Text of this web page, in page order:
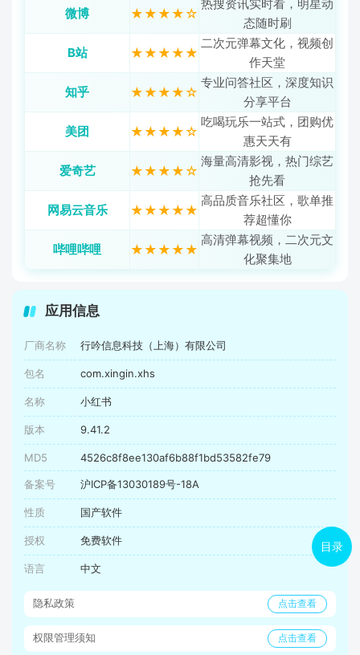
微博
★★★★☆
热搜资讯实时看，明星动
态随时刷
B站
★★★★★
二次元弹幕文化，视频创
作天堂
知乎
★★★★☆
专业问答社区，深度知识
分享平台
美团
★★★★☆
吃喝玩乐一站式，团购优
惠天天有
爱奇艺
★★★★☆
海量高清影视，热门综艺
抢先看
网易云音乐
★★★★★
高品质音乐社区，歌单推
荐超懂你
哔哩哔哩
★★★★★
高清弹幕视频，二次元文
化聚集地
应用信息
厂商名称 行吟信息科技（上海）有限公司
包名 com.xingin.xhs
名称 小红书
版本 9.41.2
MD5 4526c8f8ee130af6b88f1bd53582fe79
备案号 沪ICP备13030189号-18A
性质 国产软件
授权 免费软件
语言 中文
隐私政策 点击查看
权限管理须知 点击查看
目录